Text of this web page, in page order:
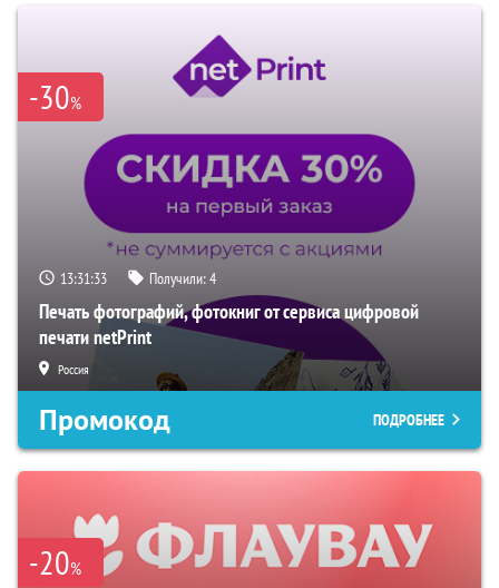
-30%
13:31:32 Получили:4
Печать фотографий, фотокниг от сервиса цифровой
печати netPrint
Россия
Промокод ПОДРОБНЕЕ
-20%